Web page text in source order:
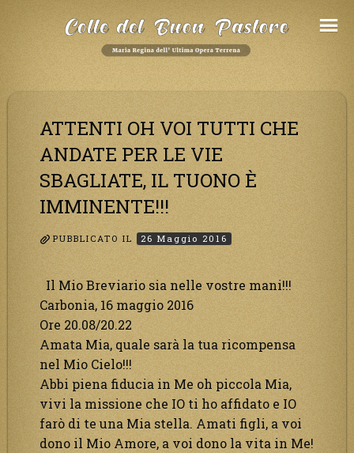
ATTENTI OH VOI TUTTI CHE
ANDATE PER LE VIE
SBAGLIATE, IL TUONO È
IMMINENTE!!!
PUBBLICATO IL 26 Maggio 2016
Il Mio Breviario sia nelle vostre mani!!!
Carbonia, 16 maggio 2016
Ore 20.08/20.22
Amata Mia, quale sarà la tua ricompensa
nel Mio Cielo!!!
Abbi piena fiducia in Me oh piccola Mia,
vivi la missione che IO ti ho affidato e IO
farò di te una Mia stella. Amati figli, a voi
dono il Mio Amore, a voi dono la vita in Me!